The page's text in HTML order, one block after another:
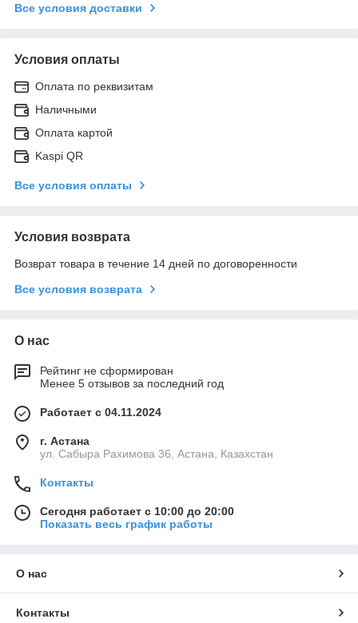
Все условия доставки
Условия оплаты
Оплата по реквизитам
Наличными
Оплата картой
Kaspi QR
Все условия оплаты
Условия возврата
Возврат товара в течение 14 дней по договоренности
Все условия возврата
О нас
Рейтинг не сформирован
Менее 5 отзывов за последний год
Работает с 04.11.2024
г. Астана
ул. Сабыра Рахимова 36, Астана, Казахстан
Контакты
Сегодня работает с 10:00 до 20:00
Показать весь график работы
О нас
Контакты